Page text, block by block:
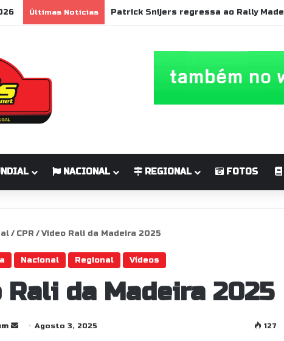
Últimas Notícias
NACIONAL REGIONAL FOTOS
/ CPR /Video Rali da Madeira 2025
Nacional Regional Vídeos
Rali da Madeira 2025
SendAgosto 3, 2025 127